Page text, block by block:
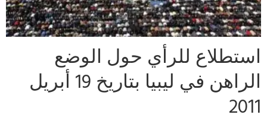
استطلاع للرأي حول الوضع
الراهن في ليبيا بتاريخ 19 أبريل
2011